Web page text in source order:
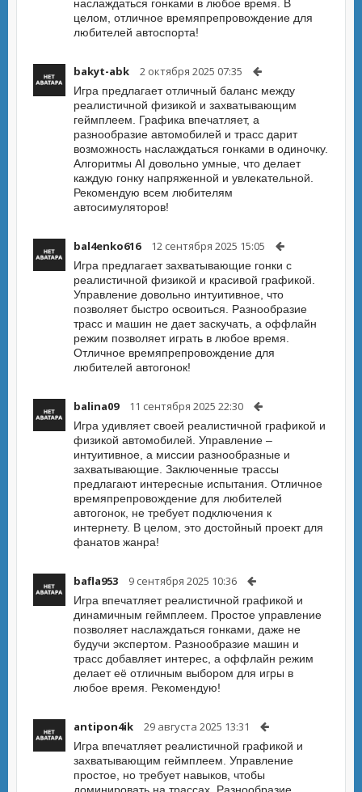
наслаждаться гонками в любое время. В
целом, отличное времяпрепровождение для
любителей автоспорта!
bakyt-abk 2 октября 2025 07:35
Игра предлагает отличный баланс между
реалистичной физикой и захватывающим
геймплеем. Графика впечатляет, а
разнообразие автомобилей и трасс дарит
возможность наслаждаться гонками в одиночку.
Алгоритмы AI довольно умные, что делает
каждую гонку напряженной и увлекательной.
Рекомендую всем любителям
автосимуляторов!
bal4enko616 12 сентября 2025 15:05
Игра предлагает захватывающие гонки с
реалистичной физикой и красивой графикой.
Управление довольно интуитивное, что
позволяет быстро освоиться. Разнообразие
трасс и машин не дает заскучать, а оффлайн
режим позволяет играть в любое время.
Отличное времяпрепровождение для
любителей автогонок!
balina09 11 сентября 2025 22:30
Игра удивляет своей реалистичной графикой и
физикой автомобилей. Управление –
интуитивное, а миссии разнообразные и
захватывающие. Заключенные трассы
предлагают интересные испытания. Отличное
времяпрепровождение для любителей
автогонок, не требует подключения к
интернету. В целом, это достойный проект для
фанатов жанра!
bafla953 9 сентября 2025 10:36
Игра впечатляет реалистичной графикой и
динамичным геймплеем. Простое управление
позволяет наслаждаться гонками, даже не
будучи экспертом. Разнообразие машин и
трасс добавляет интерес, а оффлайн режим
делает её отличным выбором для игры в
любое время. Рекомендую!
antipon4ik 29 августа 2025 13:31
Игра впечатляет реалистичной графикой и
захватывающим геймплеем. Управление
простое, но требует навыков, чтобы